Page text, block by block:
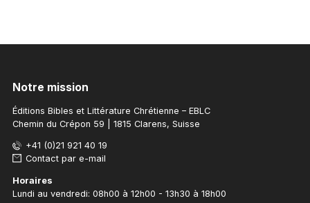
Notre mission
Éditions Bibles et Littérature Chrétienne – EBLC
Chemin du Crépon 59 | 1815 Clarens, Suisse
+41 (0)21 921 40 19
Contact par e-mail
Horaires
Lundi au vendredi: 08h00 à 12h00 - 13h30 à 18h00